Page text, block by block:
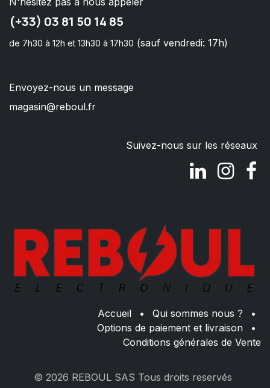
(+33) 03 81 50 14 85
de 7h30 à 12h et 13h30 à 17h30 (sauf vendredi: 17h)
Envoyez-nous un message
magasin@reboul.fr
Suivez-nous sur les réseaux
Accueil • Qui sommes nous ?
•
Options de paiement et livraison
•
Conditions générales de Vente
© 2026 REBOUL SAS Tous droits reservés